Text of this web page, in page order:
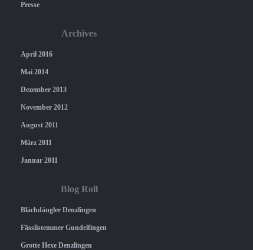
Presse
Archives
April 2016
Mai 2014
Dezember 2013
November 2012
August 2011
März 2011
Januar 2011
Blog Roll
Blächdängler Denzlingen
Fässlistemmer Gundelfingen
Grotte Hexe Denzlingen